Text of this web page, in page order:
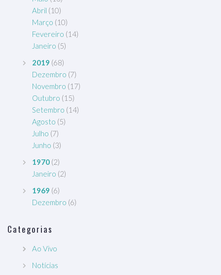
Abril (10)
Março (10)
Fevereiro (14)
Janeiro (5)
2019 (68)
Dezembro (7)
Novembro (17)
Outubro (15)
Setembro (14)
Agosto (5)
Julho (7)
Junho (3)
1970 (2)
Janeiro (2)
1969 (6)
Dezembro (6)
Categorias
Ao Vivo
Notícias